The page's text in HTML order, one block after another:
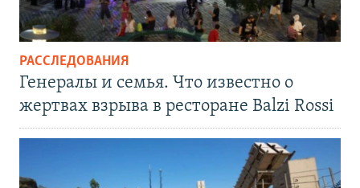
РАССЛЕДОВАНИЯ
Генералы и семья. Что известно о
жертвах взрыва в ресторане Balzi Rossi